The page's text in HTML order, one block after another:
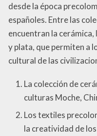
desde la época
españoles. Entre las
encuentran la
y plata, que permiten a
cultural de las
La colección de
culturas Moche,
Los textiles
la creatividad de